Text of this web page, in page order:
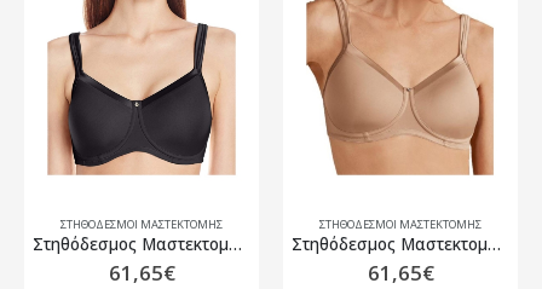
ΣΤΗΘΌΔΕΣΜΟΙ ΜΑΣΤΕΚΤΟΜΉΣ
Στηθόδεσμος Μαστεκτομής Amoena Lara Satin SB Μαύρο
61,65€
ΣΤΗΘΌΔΕΣΜΟΙ ΜΑΣΤΕΚΤΟΜΉΣ
Στηθόδεσμος Μαστεκτομής Amoena Lara Satin SB Μπεζ
61,65€